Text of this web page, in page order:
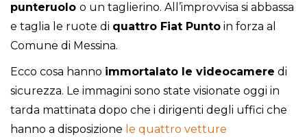
punteruolo o un taglierino. All’improvvisa si abbassa
e taglia le ruote di quattro Fiat Punto in forza al
Comune di Messina.
Ecco cosa hanno immortalato le videocamere di
sicurezza. Le immagini sono state visionate oggi in
tarda mattinata dopo che i dirigenti degli uffici che
hanno a disposizione le quattro vetture